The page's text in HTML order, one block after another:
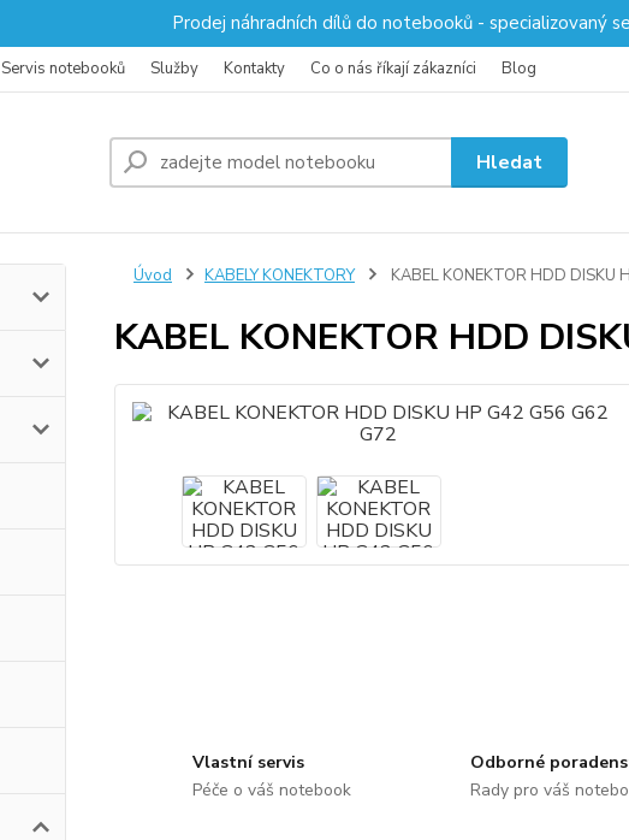
Prodej náhradních dílů do notebooků - specializovaný
Servis notebooků Služby Kontakty Co o nás říkají zákazníci Blog
Hledat
Úvod KABELY KONEKTORY KABEL KONEKTOR HDD DISKU
KABEL KONEKTOR HDD
Vlastní servis
Péče o váš notebook
Odborné
Rady pro váš